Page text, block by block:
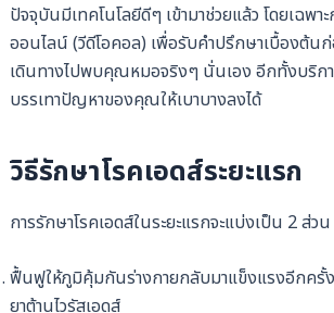
ปัจจุบันมีเทคโนโลยีดีๆ เข้ามาช่วยแล้ว โดยเฉพ
ออนไลน์ (วีดีโอคอล) เพื่อรับคำปรึกษาเบื้องต้น
เดินทางไปพบคุณหมอจริงๆ นั่นเอง อีกทั้งบริกา
บรรเทาปัญหาของคุณให้เบาบางลงได้
วิธีรักษาโรคเอดส์ระยะแรก
การรักษาโรคเอดส์ในระยะแรกจะแบ่งเป็น 2 ส่ว
ฟื้นฟูให้ภูมิคุ้มกันร่างกายกลับมาแข็งแรงอีกครั้ง
ยาต้านไวรัสเอดส์